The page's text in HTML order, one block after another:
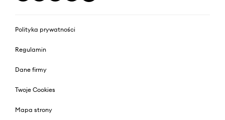
Polityka prywatności
Regulamin
Dane firmy
Twoje Cookies
Mapa strony